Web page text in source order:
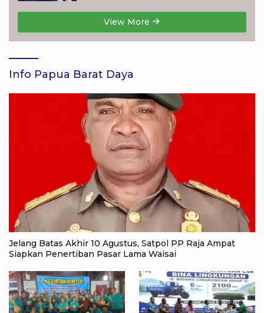
View More
Info Papua Barat Daya
Jelang Batas Akhir 10 Agustus, Satpol PP Raja Ampat
Siapkan Penertiban Pasar Lama Waisai